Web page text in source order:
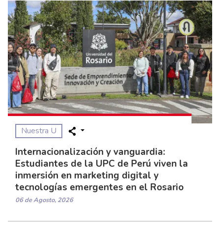
Nuestra U
Internacionalización y vanguardia:
Estudiantes de la UPC de Perú viven la
inmersión en marketing digital y
tecnologías emergentes en el Rosario
06 de Agosto, 2026